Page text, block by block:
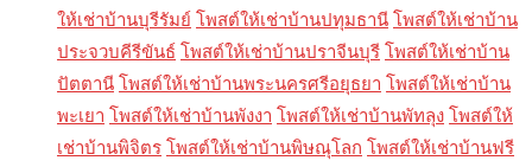
ให้เช่าบ้านบุรีรัมย์ โพสต์ให้เช่าบ้านปทุมธานี โพสต์ให้เช่าบ้าน
ประจวบคีรีขันธ์ โพสต์ให้เช่าบ้านปราจีนบุรี โพสต์ให้เช่าบ้าน
ปัตตานี โพสต์ให้เช่าบ้านพระนครศรีอยุธยา โพสต์ให้เช่าบ้าน
พะเยา โพสต์ให้เช่าบ้านพังงา โพสต์ให้เช่าบ้านพัทลุง โพสต์ให้
เช่าบ้านพิจิตร โพสต์ให้เช่าบ้านพิษณุโลก โพสต์ให้เช่าบ้านฟรี